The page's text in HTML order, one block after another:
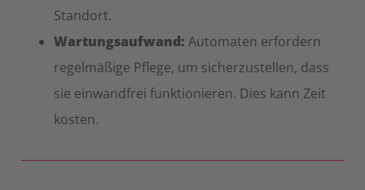
Standort.
Wartungsaufwand: Automaten erfordern
regelmäßige Pflege, um sicherzustellen, dass
sie einwandfrei funktionieren. Dies kann Zeit
kosten.